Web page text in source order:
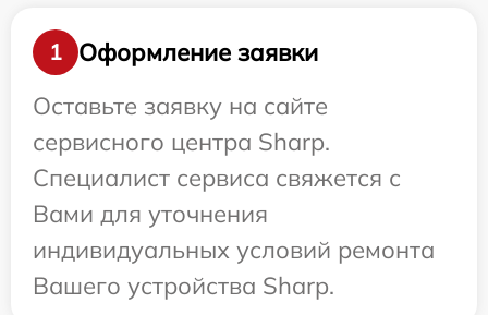
1
Оформление заявки
Оставьте заявку на сайте
сервисного центра Sharp.
Специалист сервиса свяжется с
Вами для уточнения
индивидуальных условий ремонта
Вашего устройства Sharp.